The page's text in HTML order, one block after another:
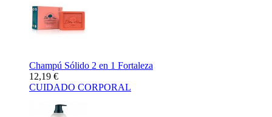
Champú Sólido 2 en 1 Fortaleza
12,19 €
CUIDADO CORPORAL